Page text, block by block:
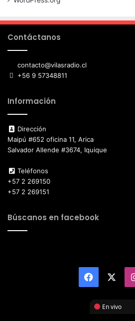
Contáctanos
contacto@vilasradio.cl
+56 9 57348811
Información
Dirección
Maipú #652 oficina 11, Arica
Salvador Allende #3674, Iquique
Teléfonos
+57 2 269150
+57 2 269151
Búscanos en facebook
Facebook
En vivo